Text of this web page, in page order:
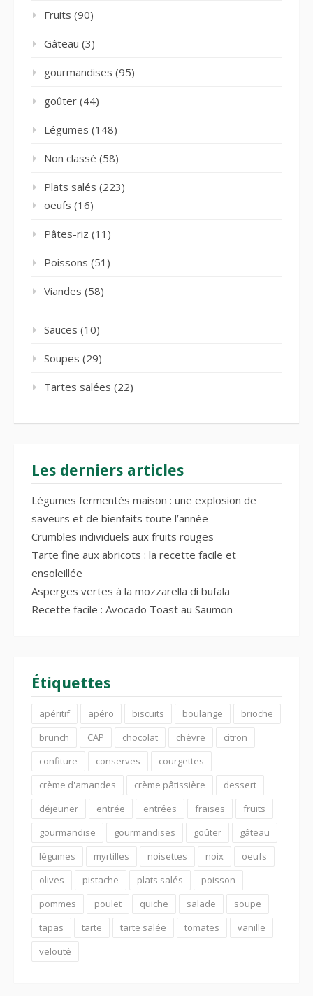
Fruits (90)
Gâteau (3)
gourmandises (95)
goûter (44)
Légumes (148)
Non classé (58)
Plats salés (223)
oeufs (16)
Pâtes-riz (11)
Poissons (51)
Viandes (58)
Sauces (10)
Soupes (29)
Tartes salées (22)
Les derniers articles
Légumes fermentés maison : une explosion de
saveurs et de bienfaits toute l’année
Crumbles individuels aux fruits rouges
Tarte fine aux abricots : la recette facile et
ensoleillée
Asperges vertes à la mozzarella di bufala
Recette facile : Avocado Toast au Saumon
Étiquettes
apéritif apéro biscuits boulange
brioche
brunch
CAP chocolat chèvre
citron
confiture
conserves
courgettes
crème d'amandes
crème pâtissière
dessert
déjeuner
entrée entrées fraises
fruits
gourmandise
gourmandises goûter
gâteau
légumes
myrtilles noisettes noix
oeufs
olives
pistache plats salés
poisson
pommes
poulet quiche salade
soupe
tapas
tarte tarte salée tomates
vanille
velouté